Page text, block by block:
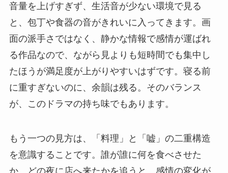
音量を上げすぎず、生活音が少ない環境で見る
と、包丁や食器の音がきれいに入ってきます。画
面の派手さではなく、静かな情報で感情が運ばれ
る作品なので、ながら見よりも短時間でも集中し
たほうが満足度が上がりやすいはずです。寝る前
に重すぎないのに、余韻は残る。そのバランス
が、このドラマの持ち味でもあります。
もう一つの見方は、「料理」と「嘘」の二重構造
を意識することです。誰が誰に何を食べさせた